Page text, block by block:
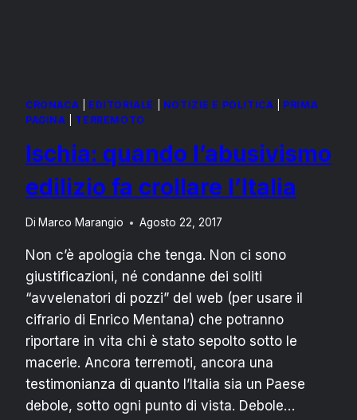
CRONACA EDITORIALE NOTIZIE E POLITICA
PRIMA
PAGINA
TERREMOTO
Ischia: quando l’abusivismo
edilizio fa crollare l’Italia
Di Marco Marangio Agosto 22, 2017
Non c’è apologia che tenga. Non ci sono
giustificazioni, né condanne dei soliti
“avvelenatori di pozzi” del web (per usare il
cifrario di Enrico Mentana) che potranno
riportare in vita chi è stato sepolto sotto le
macerie. Ancora terremoti, ancora una
testimonianza di quanto l’Italia sia un Paese
debole, sotto ogni punto di vista. Debole…